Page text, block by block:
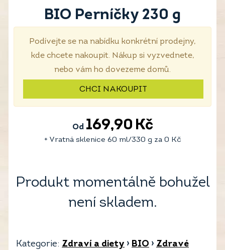
BIO Perníčky 230 g
Podívejte se na nabídku konkrétní prodejny,
kde chcete nakoupit. Nákup si vyzvednete,
nebo vám ho dovezeme domů.
CHCI NAKOUPIT
Od 169,90 Kč
+ Vratná sklenice 60 ml/330 g za 0 Kč
Produkt momentálně bohužel
není skladem.
Kategorie: Zdraví a diety › BIO › Zdravé